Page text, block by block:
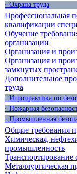
· Охрана труда
Профессиональная
квалификации
Обучение
организации
Организация и
Организация и
замкнутых
Дополнительное
труда
· Игропрактика по
· Пожарная
· Промышленная
Общие требования
Химическая,
промышленность
Транспортирование
Металлургическая